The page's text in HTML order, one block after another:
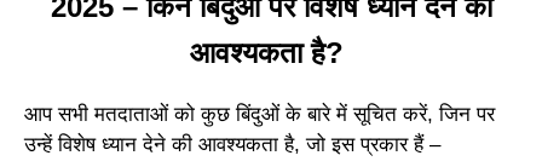
2025 – किन बिंदुओं पर विशेष ध्यान देने की
आवश्यकता है?
आप सभी मतदाताओं को कुछ बिंदुओं के बारे में सूचित करें, जिन पर
उन्हें विशेष ध्यान देने की आवश्यकता है, जो इस प्रकार हैं –